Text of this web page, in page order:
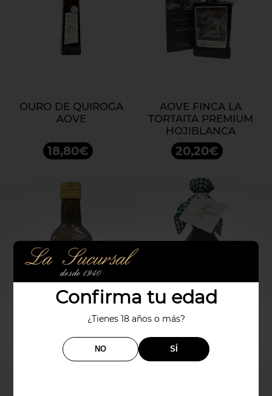
Confirma tu edad
¿Tienes 18 años o más?
NO SÍ
OURO DE QUIROGA
AOVE
18,80€
AOVE FINCA LA
TORTAITA PREMIUM
HOJIBLANCA
20,20€
ACEITE OLIVA VIRGEN
EXTRA OLIVAREIRO
ACEITE VAL DE
QUIROGA